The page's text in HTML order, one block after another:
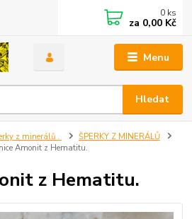
Menu
Hledat
0 ks
za 0,00 Kč
z minerálů .
ŠPERKY Z MINERÁLŮ
Amonit z Hematitu.
z Hematitu.